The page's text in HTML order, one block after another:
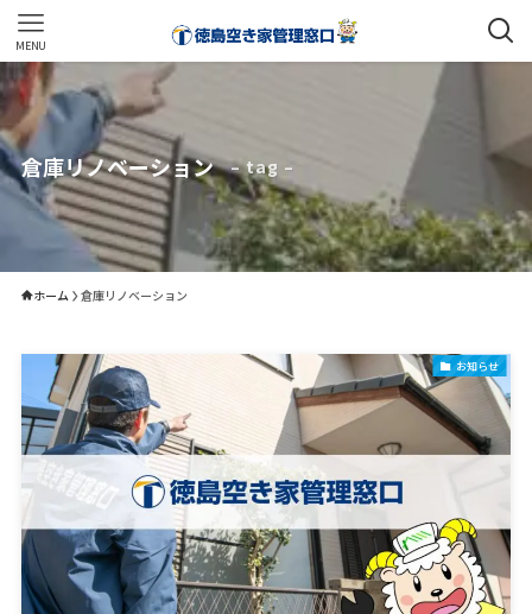
MENU
倉庫リノベーション – tag –
ホーム 倉庫リノベーション
お知らせ